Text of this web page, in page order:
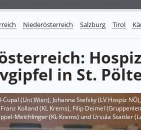
Niederösterreich Salzburg Tirol
in St.
(Uni Wien), Johanna Stefsky (LV Hospiz
Kolland (KL Krems), Filip Deimel
Meichlinger (KL Krems) und Ursula Stattler